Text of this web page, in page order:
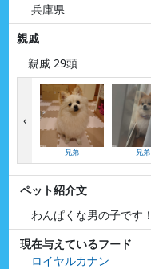
兵庫県
親戚
親戚 29頭
兄弟 兄弟
‹
ペット紹介文
わんぱくな男の子です！
現在与えているフード
ロイヤルカナン